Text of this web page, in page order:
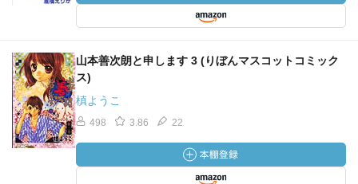
山本善次朗と申します 3 (りぼんマスコットコミック
ス)
槙ようこ
498 3.86 22